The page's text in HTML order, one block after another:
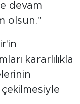
devam
olsun."
kararlılıkla